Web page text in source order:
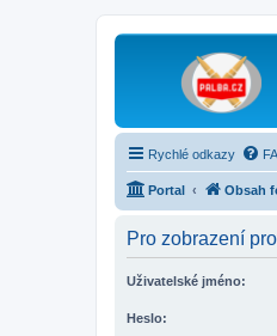
Rychlé odkazy
Portal Obsah
Pro zobrazení
Uživatelské jméno:
Heslo: